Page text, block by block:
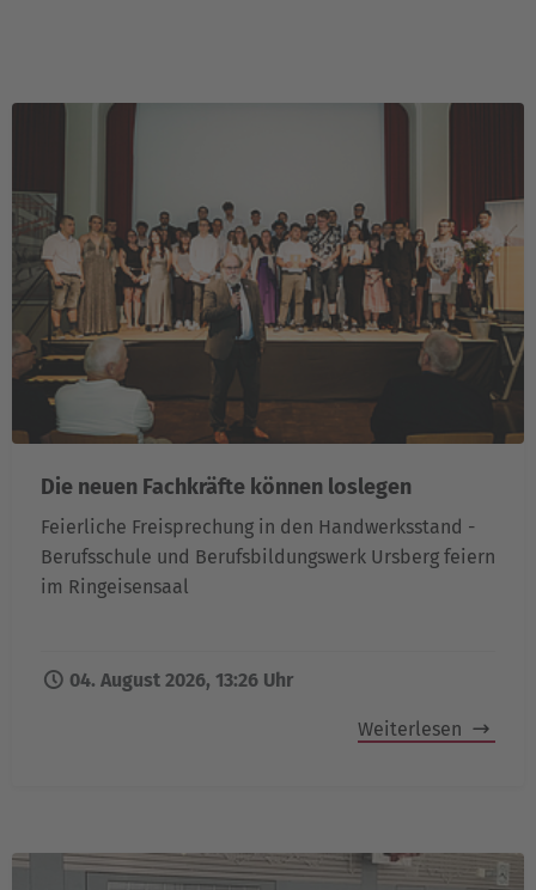
Die neuen Fachkräfte können loslegen
Feierliche Freisprechung in den Handwerksstand -
Berufsschule und Berufsbildungswerk Ursberg feiern
im Ringeisensaal
04. August 2026, 13:26 Uhr
Weiterlesen